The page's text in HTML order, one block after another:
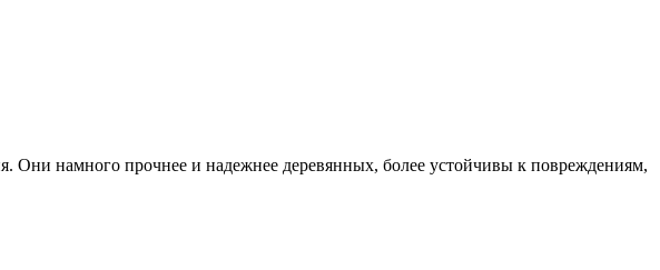
Они намного прочнее и надежнее деревянных, более устойчивы к повреждениям,